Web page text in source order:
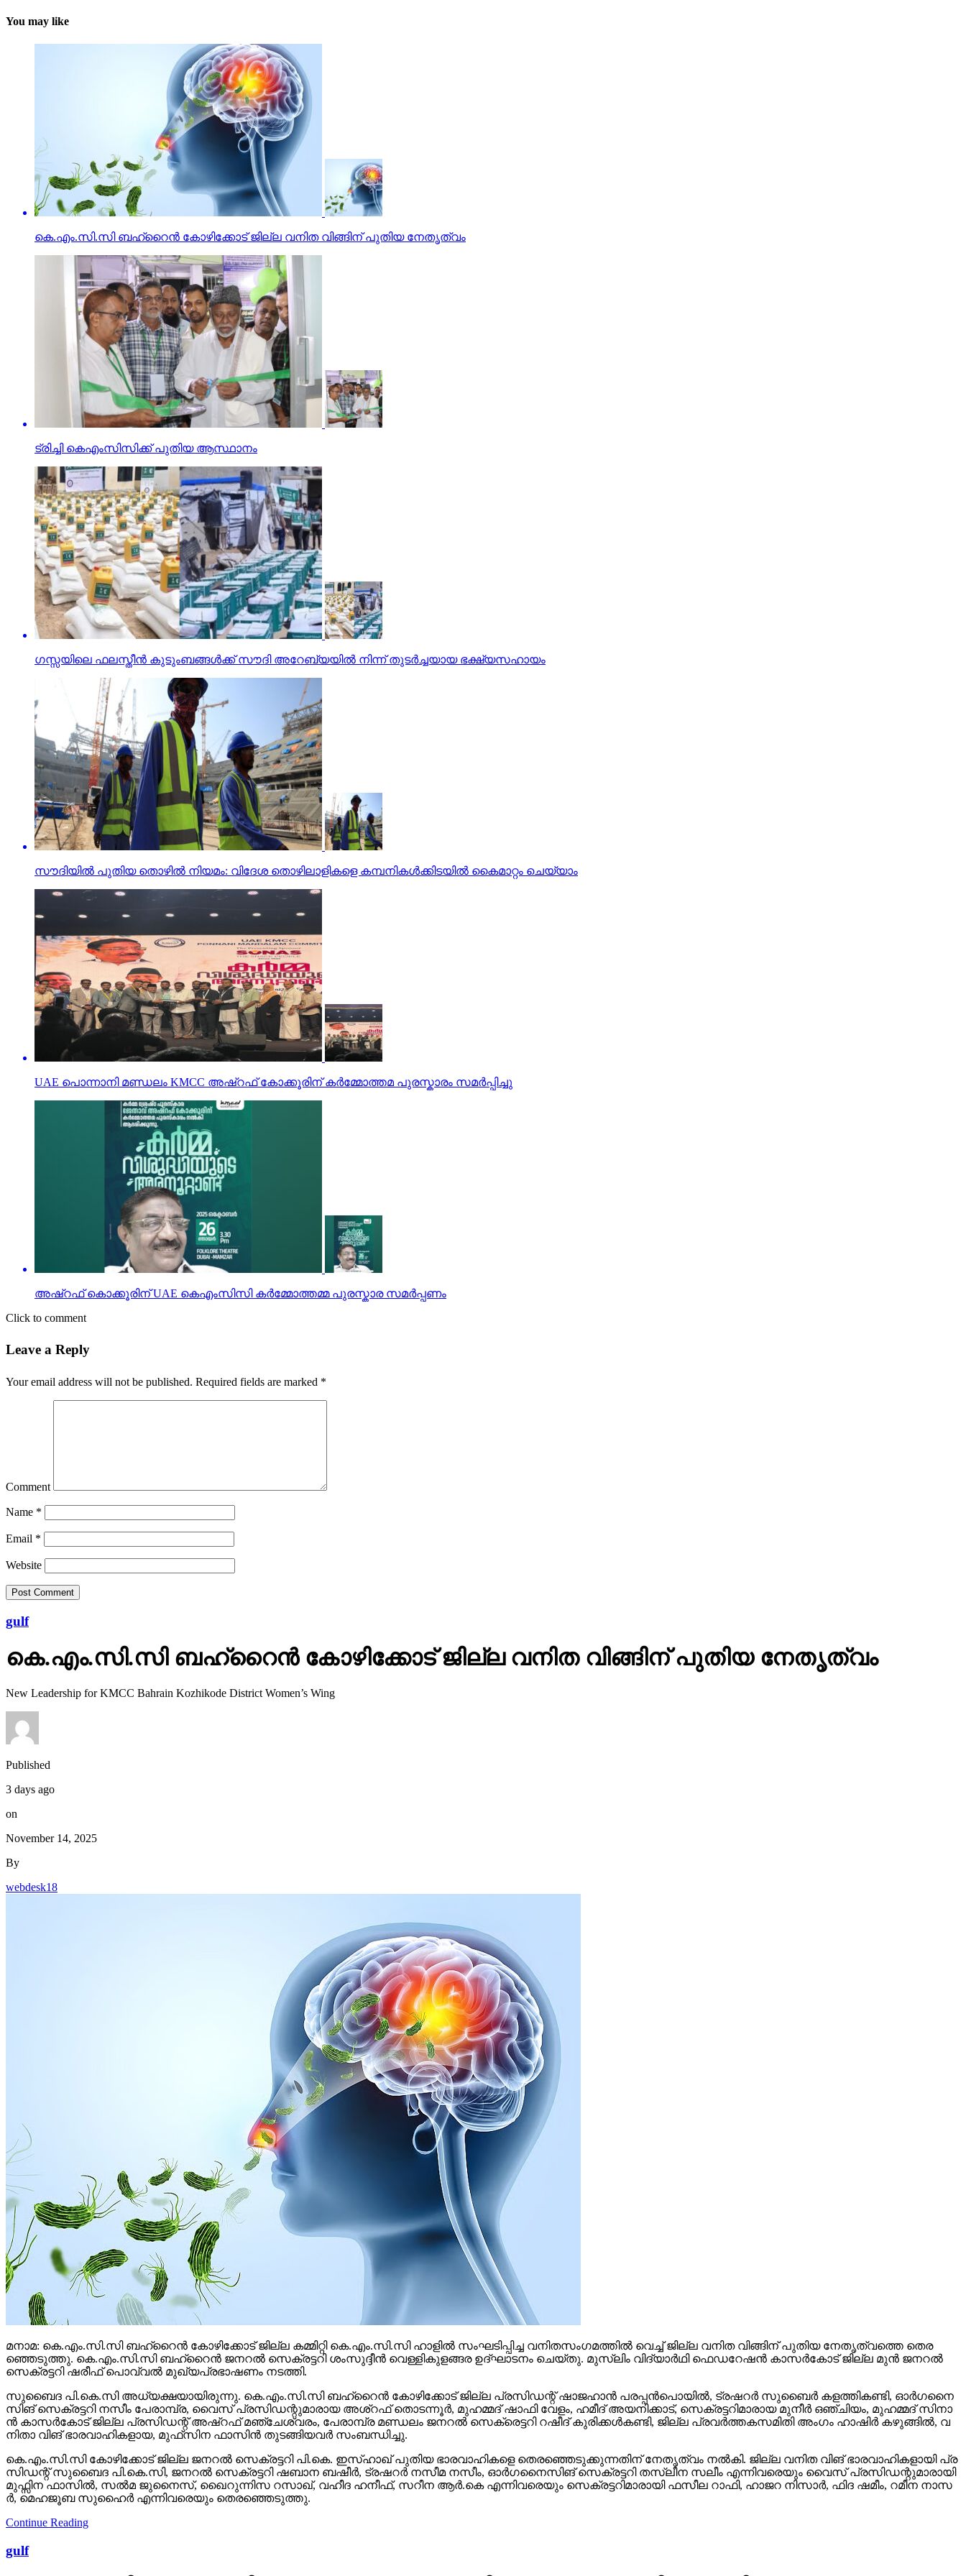
You may like
കെ.​എം.​സി.​സി ബ​ഹ്‌​റൈ​ൻ കോ​ഴി​ക്കോ​ട് ജി​ല്ല വ​നി​ത വി​ങ്ങി​ന് പു​തി​യ നേ​തൃ​ത്വം
ട്രിച്ചി കെഎംസിസിക്ക് പുതിയ ആസ്ഥാനം
ഗസ്സയിലെ ഫലസ്തീന്‍ കുടുംബങ്ങള്‍ക്ക് സൗദി അറേബ്യയില്‍ നിന്ന് തുടര്‍ച്ചയായ ഭക്ഷ്യസഹായം
സൗദിയില്‍ പുതിയ തൊഴില്‍ നിയമം: വിദേശ തൊഴിലാളികളെ കമ്പനികള്‍ക്കിടയില്‍ കൈമാറ്റം ചെയ്യാം
UAE പൊന്നാനി മണ്ഡലം KMCC അഷ്‌റഫ് കോക്കൂരിന് കർമ്മോത്തമ പുരസ്കാരം സമർപ്പിച്ചു
അഷ്‌റഫ് കൊക്കൂരിന് UAE കെഎംസിസി കർമ്മോത്തമ്മ പുരസ്കാര സമർപ്പണം
Click to comment
Leave a Reply
Your email address will not be published. Required fields are marked *
Comment
Name *
Email *
Website
gulf
കെ.​എം.​സി.​സി ബ​ഹ്‌​റൈ​ൻ കോ​ഴി​ക്കോ​ട് ജി​ല്ല വ​നി​ത വി​ങ്ങി​ന് പു​തി​യ നേ​തൃ​ത്വം
New Leadership for KMCC Bahrain Kozhikode District Women’s Wing
Published
3 days ago
on
November 14, 2025
By
webdesk18
മ​നാ​മ: കെ.​എം.​സി.​സി ബ​ഹ്‌​റൈ​ൻ കോ​ഴി​ക്കോ​ട് ജി​ല്ല ക​മ്മി​റ്റി കെ.​എം.​സി.​സി ഹാ​ളി​ൽ സം​ഘ​ടി​പ്പി​ച്ച വ​നി​ത​സം​ഗ​മ​ത്തി​ൽ വെ​ച്ച് ജി​ല്ല വ​നി​ത വി​ങ്ങി​ന് പു​തി​യ നേ​തൃ​ത്വ​ത്തെ തെ​ര​
ഞ്ഞെ​ടു​ത്തു. കെ.​എം.​സി.​സി ബ​ഹ്‌​റൈ​ൻ ജ​ന​റ​ൽ സെ​ക്ര​ട്ട​റി ശം​സു​ദ്ദീ​ൻ വെ​ള്ളി​കു​ള​ങ്ങ​ര ഉ​ദ്ഘാ​ട​നം ചെ​യ്തു. മു​സ്‍ലിം വി​ദ്യാ​ർ​ഥി ഫെ​ഡ​റേ​ഷ​ൻ കാ​സ​ർ​കോ​ട് ജി​ല്ല മു​ൻ ജ​ന​റ​ൽ
സെ​ക്ര​ട്ട​റി ഷ​രീ​ഫ് പൊ​വ്വ​ൽ മു​ഖ്യ​പ്ര​ഭാ​ഷ​ണം ന​ട​ത്തി.
സു​ബൈ​ദ പി.​കെ.​സി അ​ധ്യ​ക്ഷ​യാ​യി​രു​ന്നു. കെ.​എം.​സി.​സി ബ​ഹ്‌​റൈ​ൻ കോ​ഴി​ക്കോ​ട് ജി​ല്ല പ്ര​സി​ഡ​ന്റ് ഷാ​ജ​ഹാ​ൻ പ​ര​പ്പ​ൻ​പൊ​യി​ൽ, ട്ര​ഷ​റ​ർ സു​ബൈ​ർ ക​ള​ത്തി​ക​ണ്ടി, ഓ​ർ​ഗ​നൈ​
സി​ങ് സെ​ക്ര​ട്ട​റി ന​സീം പേ​രാ​മ്പ്ര, വൈ​സ് പ്ര​സി​ഡ​ന്റു​മാ​രാ​യ അ​ശ്റ​ഫ് തൊ​ട​ന്നൂ​ർ, മു​ഹ​മ്മ​ദ്‌ ഷാ​ഫി വേ​ളം, ഹ​മീ​ദ് അ​യ​നി​ക്കാ​ട്, സെ​ക്ര​ട്ട​റി​മാ​രാ​യ മു​നീ​ർ ഒ​ഞ്ചി​യം, മു​ഹ​മ്മ​ദ്‌ സി​നാ​
ൻ കാ​സ​ർ​കോ​ട് ജി​ല്ല പ്ര​സി​ഡ​ന്റ് അ​ഷ്‌​റ​ഫ് മ​ഞ്ചേ​ശ്വ​രം, പേ​രാ​മ്പ്ര മ​ണ്ഡ​ലം ജ​ന​റ​ൽ സെ​ക്രെ​ട്ട​റി റ​ഷീ​ദ് കു​രി​ക്ക​ൾ​ക​ണ്ടി, ജി​ല്ല പ്ര​വ​ർ​ത്ത​ക​സ​മി​തി അം​ഗം ഹാ​ഷി​ർ ക​ഴു​ങ്ങി​ൽ, വ​
നി​താ വി​ങ് ഭാ​ര​വാ​ഹി​ക​ളാ​യ, മു​ഫ്‌​സി​ന ഫാ​സി​ൻ തു​ട​ങ്ങി​യ​വ​ർ സം​ബ​ന്ധി​ച്ചു.
കെ.​എം.​സി.​സി കോ​ഴി​ക്കോ​ട് ജി​ല്ല ജ​ന​റ​ൽ സെ​ക്ര​ട്ട​റി പി.​കെ. ഇ​സ്ഹാ​ഖ് പു​തി​യ ഭാ​ര​വാ​ഹി​ക​ളെ തെ​ര​ഞ്ഞെ​ടു​ക്കു​ന്ന​തി​ന് നേ​തൃ​ത്വം ന​ൽ​കി. ജി​ല്ല വ​നി​ത വി​ങ് ഭാ​ര​വാ​ഹി​ക​ളാ​യി പ്ര​
സി​ഡ​ന്റ് സു​ബൈ​ദ പി.​കെ.​സി, ജ​ന​റ​ൽ സെ​ക്ര​ട്ട​റി ഷ​ബാ​ന ബ​ഷീ​ർ, ട്ര​ഷ​റ​ർ ന​സീ​മ ന​സീം, ഓ​ർ​ഗ​നൈ​സി​ങ് സെ​ക്ര​ട്ട​റി ത​സ്‌​ലീ​ന സ​ലീം എ​ന്നി​വ​രെ​യും വൈ​സ് പ്ര​സി​ഡ​ന്റു​മാ​രാ​യി
മു​ഫ്സി​ന ഫാ​സി​ൽ, സ​ൽ​മ ജു​നൈ​സ്, ഖൈ​റു​ന്നി​സ റ​സാ​ഖ്‌, വ​ഹീ​ദ ഹ​നീ​ഫ്, സ​റീ​ന ആ​ർ.​കെ എ​ന്നി​വ​രെ​യും സെ​ക്ര​ട്ട​റി​മാ​രാ​യി ഫ​സീ​ല റാ​ഫി, ഹാ​ജ​റ നി​സാ​ർ, ഫി​ദ ഷ​മീം, റ​മീ​ന നാ​സ​
ർ, മെ​ഹ​ജൂ​ബ സു​ഹൈ​ർ എ​ന്നി​വ​രെ​യും തെ​ര​ഞ്ഞെ​ടു​ത്തു.
Continue Reading
gulf